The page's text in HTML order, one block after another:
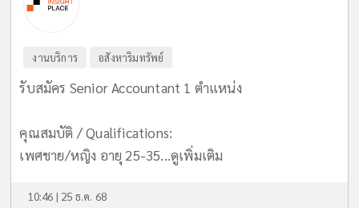
งานบริการ อสังหาริมทรัพย์
รับสมัคร Senior Accountant 1 ตำแหน่ง
คุณสมบัติ / Qualifications:
เพศชาย/หญิง อายุ 25-35...ดูเพิ่มเติม
10:46 | 25 ธ.ค. 68